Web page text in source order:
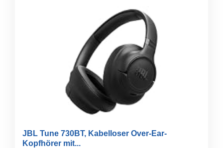
JBL Tune 730BT, Kabelloser Over-Ear-
Kopfhörer mit...